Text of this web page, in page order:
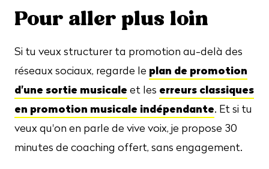
Pour aller plus loin
Si tu veux structurer ta promotion au-delà des
réseaux sociaux, regarde le plan de promotion
d'une sortie musicale et les erreurs classiques
en promotion musicale indépendante. Et si tu
veux qu'on en parle de vive voix, je propose 30
minutes de coaching offert, sans engagement.